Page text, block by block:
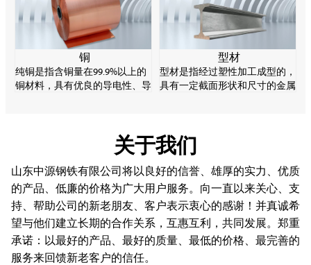
铜
纯铜是指含铜量在99.9%以上的
铜材料，具有优良的导电性、导
型材
型材是指经过塑性加工成型的，
具有一定截面形状和尺寸的金属
关于我们
山东中源钢铁有限公司将以良好的信誉、雄厚的实力、优质
的产品、低廉的价格为广大用户服务。向一直以来关心、支
持、帮助公司的新老朋友、客户表示衷心的感谢！并真诚希
望与他们建立长期的合作关系，互惠互利，共同发展。郑重
承诺：以最好的产品、最好的质量、最低的价格、最完善的
服务来回馈新老客户的信任。